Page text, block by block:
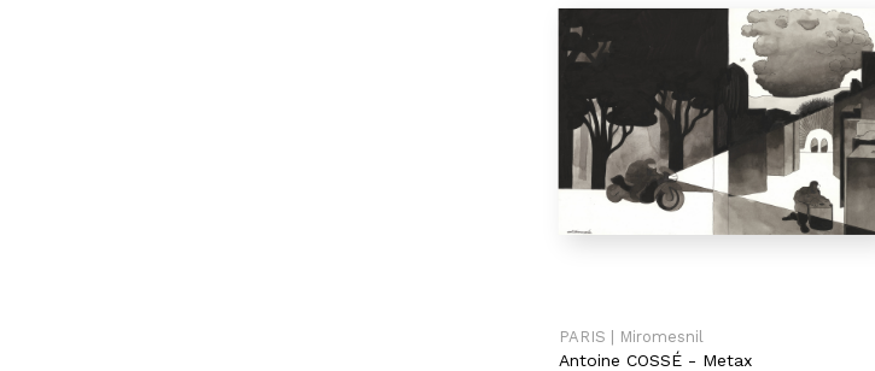
PARIS | Miromesnil
Antoine COSSÉ - Metax